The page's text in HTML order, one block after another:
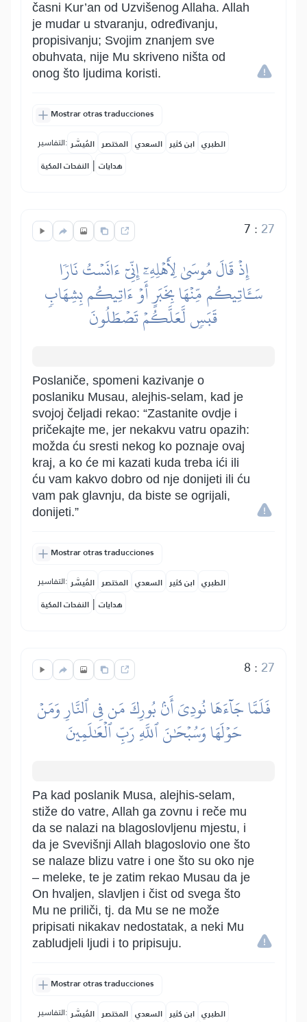
časni Kur’an od Uzvišenog Allaha. Allah
je mudar u stvaranju, određivanju,
propisivanju; Svojim znanjem sve
obuhvata, nije Mu skriveno ništa od
onog što ljudima koristi.
Mostrar otras traducciones
التفاسير: المُيسَّر المختصر السعدي ابن كثير الطبري
النفحات المكية | هدايات
7 : 27
إِذۡ قَالَ مُوسَىٰ لِأَهۡلِهِۦٓ إِنِّيٓ ءَانَسۡتُ نَارٗا
سَـَٔاتِيكُم مِّنۡهَا بِخَبَرٍ أَوۡ ءَاتِيكُم بِشِهَابٖ
قَبَسٖ لَّعَلَّكُمۡ تَصۡطَلُونَ
Poslaniče, spomeni kazivanje o
poslaniku Musau, alejhis-selam, kad je
svojoj čeljadi rekao: “Zastanite ovdje i
pričekajte me, jer nekakvu vatru opazih:
možda ću sresti nekog ko poznaje ovaj
kraj, a ko će mi kazati kuda treba ići ili
ću vam kakvo dobro od nje donijeti ili ću
vam pak glavnju, da biste se ogrijali,
donijeti.”
Mostrar otras traducciones
التفاسير: المُيسَّر المختصر السعدي ابن كثير الطبري
النفحات المكية | هدايات
8 : 27
فَلَمَّا جَآءَهَا نُودِيَ أَنۢ بُورِكَ مَن فِي ٱلنَّارِ وَمَنۡ
حَوۡلَهَا وَسُبۡحَٰنَ ٱللَّهِ رَبِّ ٱلۡعَٰلَمِينَ
Pa kad poslanik Musa, alejhis-selam,
stiže do vatre, Allah ga zovnu i reče mu
da se nalazi na blagoslovljenu mjestu, i
da je Svevišnji Allah blagoslovio one što
se nalaze blizu vatre i one što su oko nje
– meleke, te je zatim rekao Musau da je
On hvaljen, slavljen i čist od svega što
Mu ne priliči, tj. da Mu se ne može
pripisati nikakav nedostatak, a neki Mu
zabludjeli ljudi i to pripisuju.
Mostrar otras traducciones
التفاسير: المُيسَّر المختصر السعدي ابن كثير الطبري